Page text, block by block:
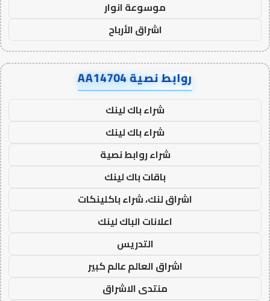
موسوعة انوار
اشراق الأرباح
روابط نصية AA14704
شراء باك لينك
شراء باك لينك
شراء روابط نصية
باقات باك لينك
اشراق لنك، شراء باكلينكات
اعلانات الباك لينك
التدريس
اشراق العالم عالم كبير
منتدى الاشراق